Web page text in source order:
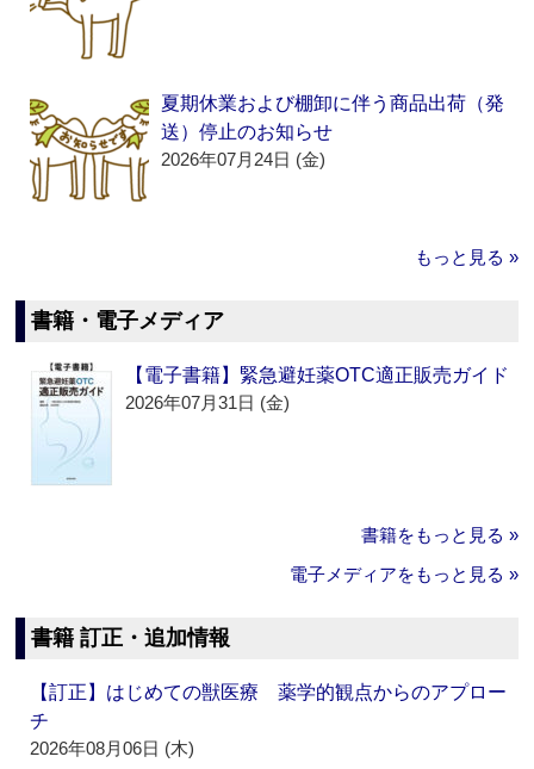
夏期休業および棚卸に伴う商品出荷（発
送）停止のお知らせ
2026年07月24日 (金)
もっと見る »
書籍・電子メディア
【電子書籍】緊急避妊薬OTC適正販売ガイド
2026年07月31日 (金)
書籍をもっと見る »
電子メディアをもっと見る »
書籍 訂正・追加情報
【訂正】はじめての獣医療 薬学的観点からのアプロー
チ
2026年08月06日 (木)